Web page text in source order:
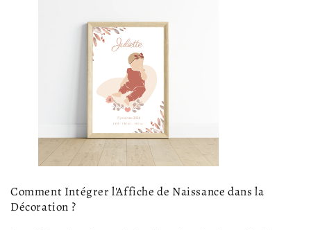
Comment Intégrer l'Affiche de Naissance dans la
Décoration ?